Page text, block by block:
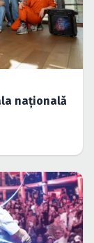
națională